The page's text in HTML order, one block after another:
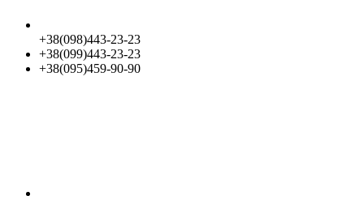
+38(098)443-23-23
+38(099)443-23-23
+38(095)459-90-90